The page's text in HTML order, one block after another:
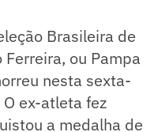
Brasileira de
ou Pampa
nesta sexta-
ex-atleta fez
a medalha de